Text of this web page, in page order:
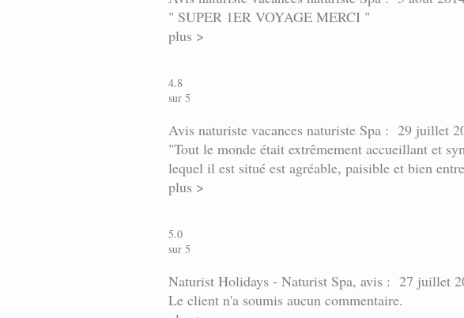
" SUPER 1ER VOYAGE MERCI "
plus >
4.8
sur 5
Avis naturiste vacances naturiste Spa : 29 juillet
"Tout le monde était extrêmement accueillant et
lequel il est situé est agréable, paisible et bien
plus >
5.0
sur 5
Naturist Holidays - Naturist Spa, avis : 27 juillet
Le client n'a soumis aucun commentaire.